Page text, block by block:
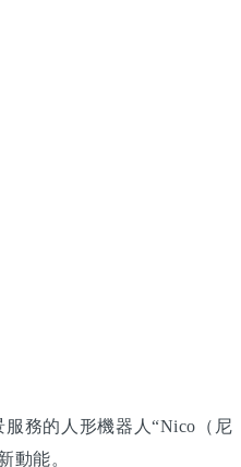
務的人形機器人“Nico（尼
動能。